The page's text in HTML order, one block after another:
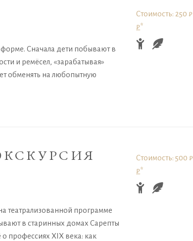
Сначала дети побывают в
и ремёсел, «зарабатывая»
обменять на любопытную
Стоимость: 250
₽*
театрализованной программе
в старинных домах Сарепты
о профессиях XIX века: как
Стоимость: 500
₽*